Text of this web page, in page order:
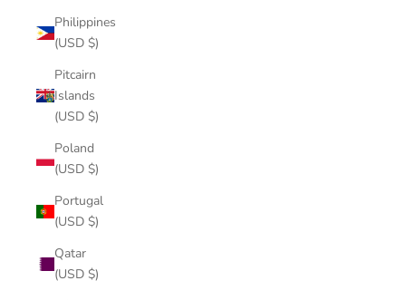
Philippines
(USD $)
Pitcairn
Islands
(USD $)
Poland
(USD $)
Portugal
(USD $)
Qatar
(USD $)